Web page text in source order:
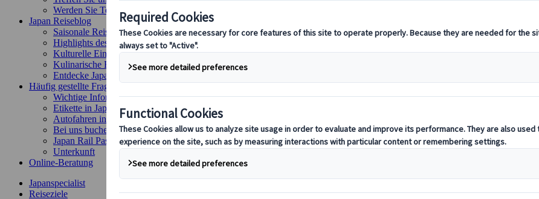
Werden Sie Teil unseres Teams
Japan Reiseblog
Saisonale Reisetipps
Highlights des Reiseziels
Kulturelle Einblicke
Kulinarische Erlebnisse
Entdecke Japan mit dem Zug
Häufig gestellte Fragen
Wichtige Informationen
Etikette in Japan
Autofahren in Japan
Bei uns buchen
Japan Rail Pass
Unterkunft
Online-Beratung
Japanspecialist
Reiseziele